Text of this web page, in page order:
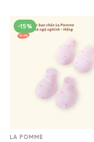
-15%
LA POMME